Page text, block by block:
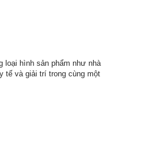
loại hình sản phẩm như nhà
tế và giải trí trong cùng một